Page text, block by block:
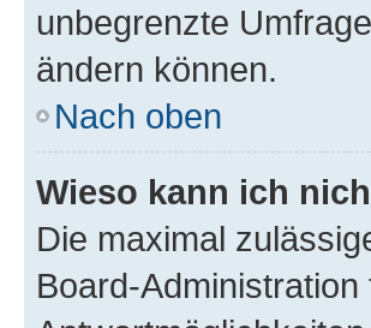
unbegrenzte
ändern können.
Nach oben
Wieso kann ich
Die maximal
Board-